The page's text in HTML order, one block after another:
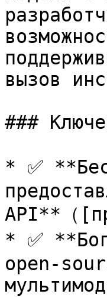
вызов
###
* ✅
API**（
* ✅
open-